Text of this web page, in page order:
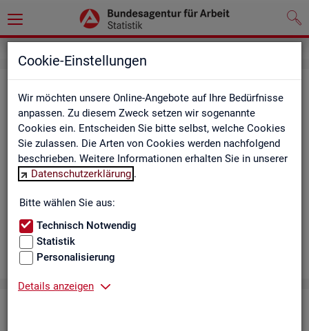
Cookie-Einstellungen
Wir möchten unsere Online-Angebote auf Ihre Bedürfnisse
anpassen. Zu diesem Zweck setzen wir sogenannte
Cookies ein. Entscheiden Sie bitte selbst, welche Cookies
Sie zulassen. Die Arten von Cookies werden nachfolgend
beschrieben. Weitere Informationen erhalten Sie in unserer
Datenschutzerklärung .
Bitte wählen Sie aus:
Technisch Notwendig
Statistik
Personalisierung
Details anzeigen
Aus­bil­dungs­markt
Das Da­sh­board zeigt die wich­tigs­ten Daten zum Aus­bil­dungs­
markt in in­ter­ak­ti­ven Gra­fi­ken und Ta­bel­len. Für Deutsch­land,
Län­der, Krei­se, Agen­tur­be­zir­ke und Ar­beits­markt­re­gio­nen bil­
det es ge­mel­de­te Be­wer­be­rin­nen und Be­wer­ber sowie Be­rufs­
aus­bil­dungs­stel­len nach ge­frag­ten Merk­ma­len ab, bei­spiels­
wei­se Be­ru­fe. Neue Daten gibt es mo­nat­lich für März bis Sep­